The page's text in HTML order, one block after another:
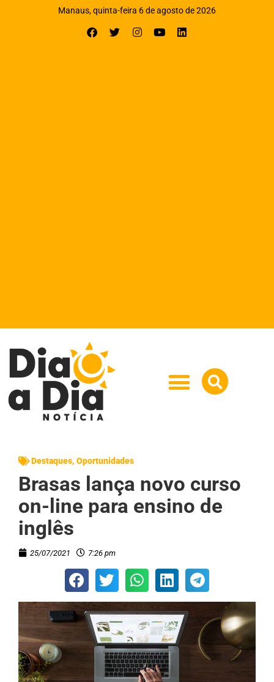
Manaus, quinta-feira 6 de agosto de 2026
Destaques, Oportunidades
Brasas lança novo curso
on-line para ensino de
inglês
25/07/2021 7:26 pm